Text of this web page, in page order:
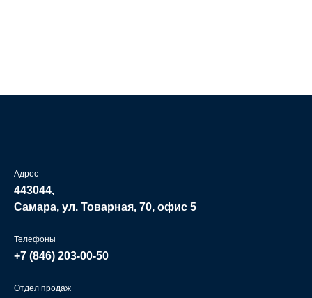
Адрес
443044,
Самара, ул. Товарная, 70, офис 5
Телефоны
+7 (846) 203-00-50
Отдел продаж